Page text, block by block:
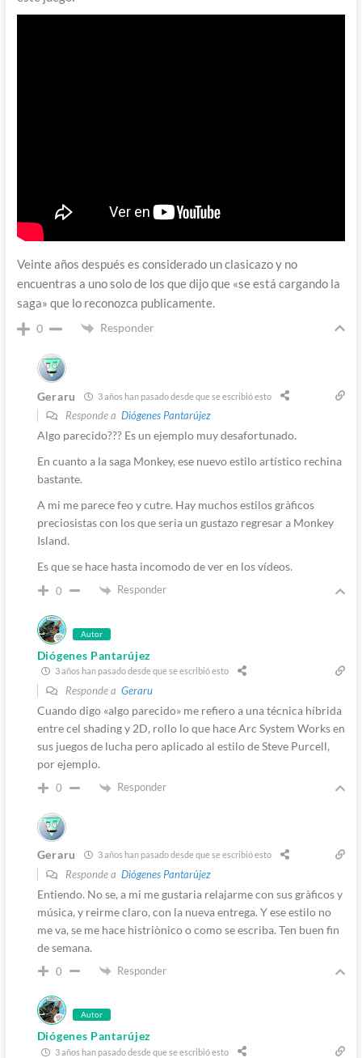
Veinte años después es considerado un clasicazo y no
encuentras a uno solo de los que dijo que «se está cargando la
saga» que lo reconozca publicamente.
0 Responder
Geraru 3 años han pasado desde que se escribió esto
Responde a Diógenes Pantarújez
Algo parecido??? Es un ejemplo muy desafortunado.
En cuanto a la saga Monkey, ese nuevo estilo artístico rechina
bastante.
A mi me parece feo y cutre. Hay muchos estilos gràficos
preciosistas con los que seria un gustazo regresar a Monkey
Island.
Es que se hace hasta incomodo de ver en los vídeos.
0 Responder
Autor
Diógenes Pantarújez
3 años han pasado desde que se escribió esto
Responde a Geraru
Cuando digo «algo parecido» me refiero a una técnica híbrida
entre cel shading y 2D, rollo lo que hace Arc System Works en
sus juegos de lucha pero aplicado al estilo de Steve Purcell,
por ejemplo.
0 Responder
Geraru 3 años han pasado desde que se escribió esto
Responde a Diógenes Pantarújez
Entiendo. No se, a mi me gustaria relajarme con sus gràficos y
música, y reirme claro, con la nueva entrega. Y ese estilo no
me va, se me hace histriònico o como se escriba. Ten buen fin
de semana.
0 Responder
Autor
Diógenes Pantarújez
3 años han pasado desde que se escribió esto